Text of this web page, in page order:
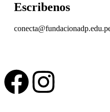
Escribenos